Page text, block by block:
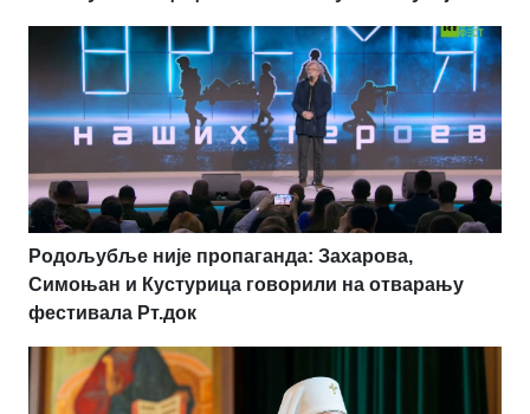
Родољубље није пропаганда: Захарова,
Симоњан и Кустурица говорили на отварању
фестивала Рт.док